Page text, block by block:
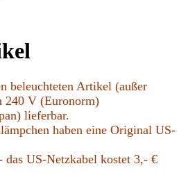
beleuchteten Artikel (außer
240 V (Euronorm)
lieferbar.
haben eine Original US-
das US-Netzkabel kostet 3,- €